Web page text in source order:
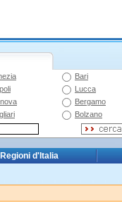
Bari
Lucca
Bergamo
Bolzano
Regioni d'Italia